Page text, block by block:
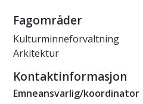
Fagområder
Kulturminneforvaltning
Arkitektur
Kontaktinformasjon
Emneansvarlig/koordinator